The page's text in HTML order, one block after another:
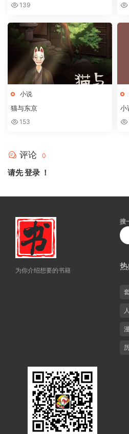
139
小说
猫与东京
153
小
评论 0
请先登录 ！
为你介绍想要的书籍
搜